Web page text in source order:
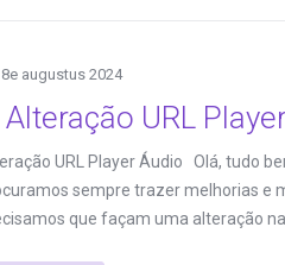
8e augustus 2024
Alteração URL
URL Player Áudio Olá, tudo
sempre trazer melhorias e
que façam uma alteração na